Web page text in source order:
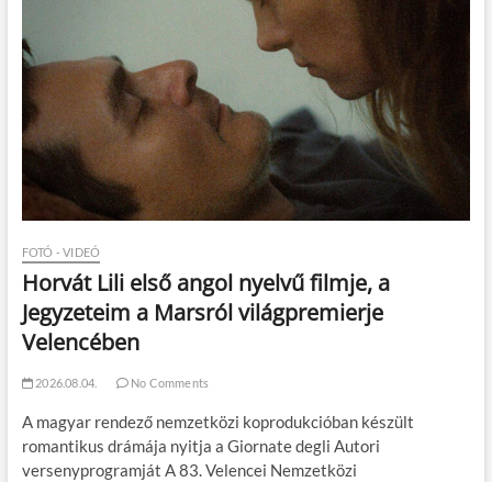
FOTÓ - VIDEÓ
Horvát Lili első angol nyelvű filmje, a
Jegyzeteim a Marsról világpremierje
Velencében
2026.08.04. No Comments
A magyar rendező nemzetközi koprodukcióban készült
romantikus drámája nyitja a Giornate degli Autori
versenyprogramját A 83. Velencei Nemzetközi